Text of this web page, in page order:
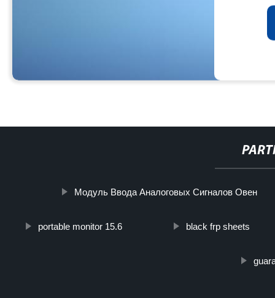
Модуль Ввода Аналоговых Сигналов Овен
portable monitor 15.6 black frp sheets